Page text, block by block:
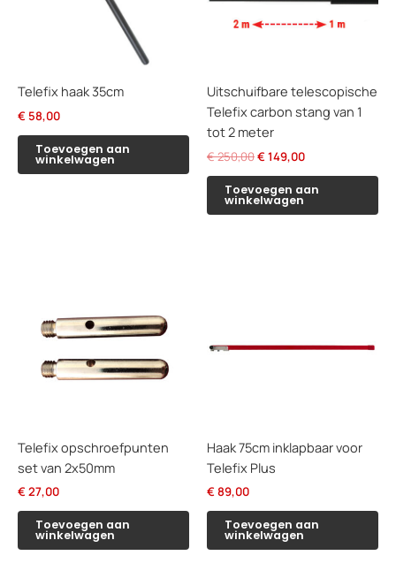
Telefix haak 35cm
€ 58,00
Toevoegen aan
winkelwagen
Uitschuifbare telescopische
Telefix carbon stang van 1
tot 2 meter
€250,00Oorspronkelijke
was:
€ 250,00.
€ 149,00Huidige
is:
Toevoegen aan
winkelwagen
Telefix opschroefpunten
set van 2x50mm
€ 27,00
Toevoegen aan
winkelwagen
Haak 75cm inklapbaar voor
Telefix Plus
€ 89,00
Toevoegen aan
winkelwagen